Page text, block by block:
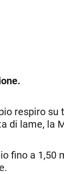
respiro
di lame, la
fino a 1,50